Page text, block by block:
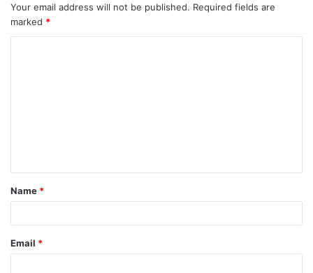
Your email address will not be published. Required fields are
marked *
Name *
Email *